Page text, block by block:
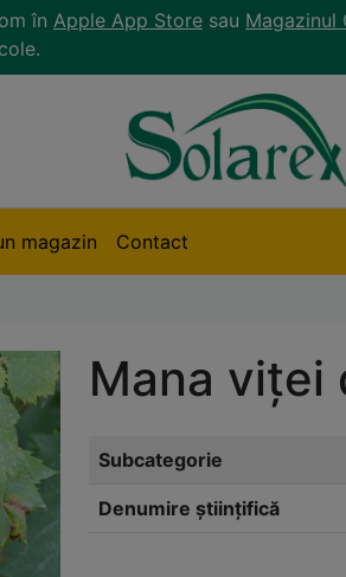
în Apple App Store sau Magazinul
magazin Contact
Mana viței
Subcategorie
Denumire științifică